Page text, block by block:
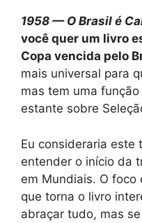
1958 — O Brasil é
você quer um livro
Copa vencida pelo
mais universal para
mas tem uma
estante sobre
Eu consideraria este
entender o início da
em Mundiais. O foco
que torna o livro
abraçar tudo, mas